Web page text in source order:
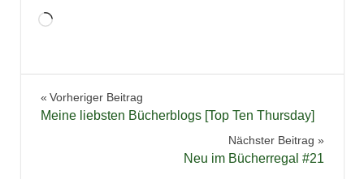
Wird
Preis der
Leipziger
Beitragsnavigation
Vorheriger Beitrag
Meine liebsten Bücherblogs [Top Ten Thursday]
Nächster Beitrag
Neu im Bücherregal #21